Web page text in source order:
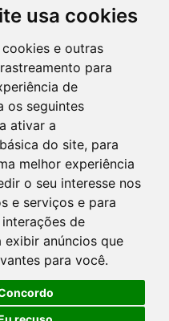
usa cookies
e outras
para
de
os seguintes
ativar a
do site, para
melhor experiência
o seu interesse nos
e serviços e para
de
exibir anúncios que
para você.
de Enfermagem